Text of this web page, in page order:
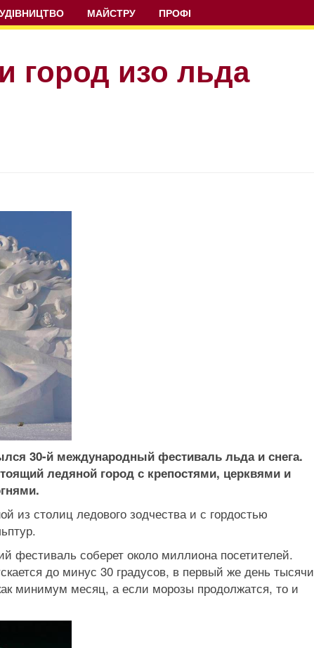
МАЙСТРУ ПРОФІ
город изо льда
30-й международный фестиваль льда и снега.
ледяной город с крепостями, церквями и
из столиц ледового зодчества и с гордостью
фестиваль соберет около миллиона посетителей.
до минус 30 градусов, в первый же день тысячи
минимум месяц, а если морозы продолжатся, то и